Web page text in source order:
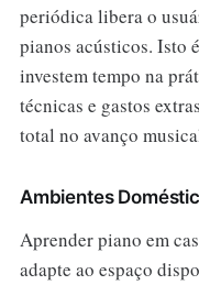
periódica libera o
pianos acústicos. Isto
investem tempo na
técnicas e gastos
total no avanço
Ambientes
Aprender piano em
adapte ao espaço